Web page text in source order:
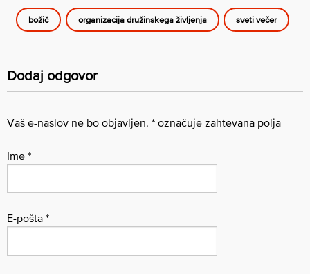
božič organizacija družinskega življenja sveti večer
Dodaj odgovor
Vaš e-naslov ne bo objavljen. * označuje zahtevana polja
Ime *
E-pošta *